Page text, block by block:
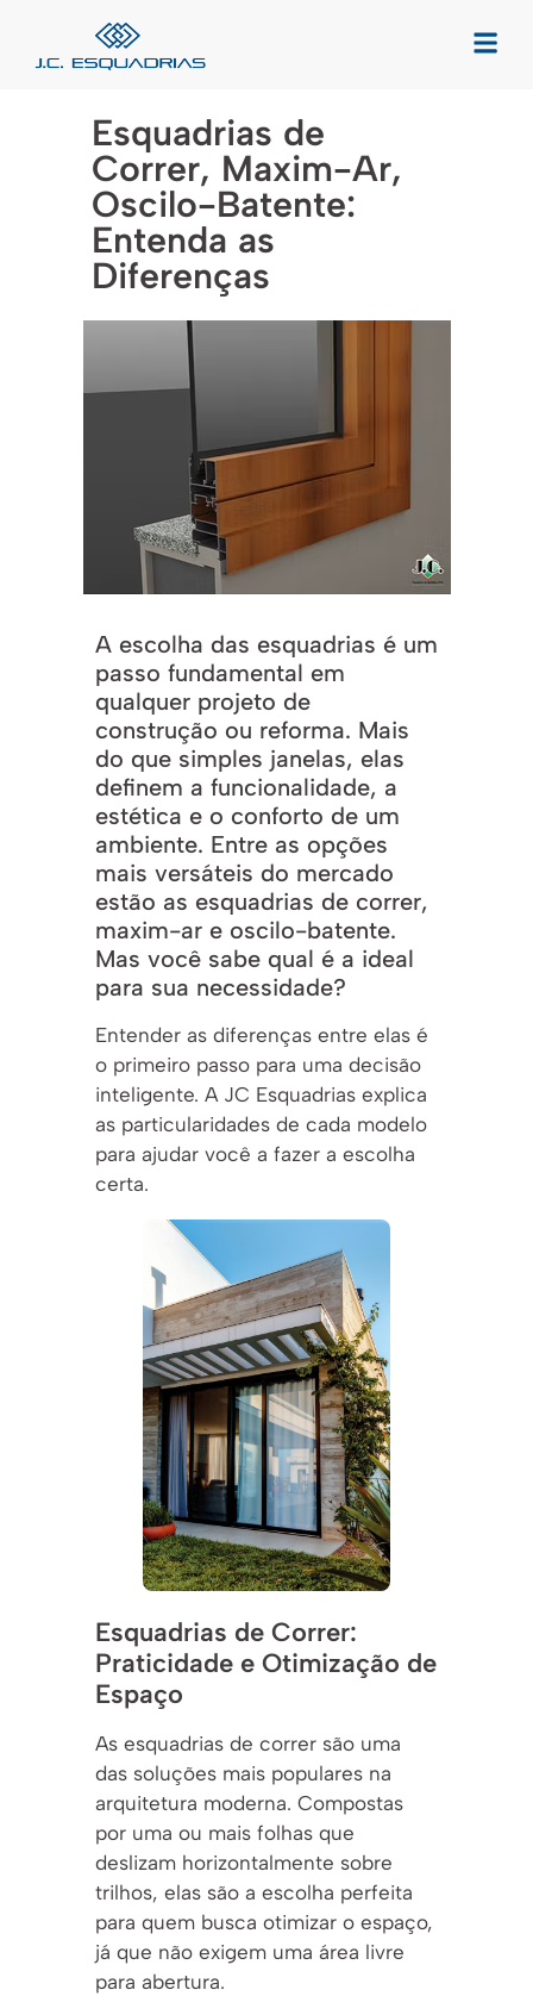
Esquadrias de
Correr, Maxim-Ar,
Oscilo-Batente:
Entenda as
Diferenças
A escolha das esquadrias é um
passo fundamental em
qualquer projeto de
construção ou reforma. Mais
do que simples janelas, elas
definem a funcionalidade, a
estética e o conforto de um
ambiente. Entre as opções
mais versáteis do mercado
estão as esquadrias de correr,
maxim-ar e oscilo-batente.
Mas você sabe qual é a ideal
para sua necessidade?
Entender as diferenças entre elas é
o primeiro passo para uma decisão
inteligente. A JC Esquadrias explica
as particularidades de cada modelo
para ajudar você a fazer a escolha
certa.
Esquadrias de Correr:
Praticidade e Otimização de
Espaço
As esquadrias de correr são uma
das soluções mais populares na
arquitetura moderna. Compostas
por uma ou mais folhas que
deslizam horizontalmente sobre
trilhos, elas são a escolha perfeita
para quem busca otimizar o espaço,
já que não exigem uma área livre
para abertura.